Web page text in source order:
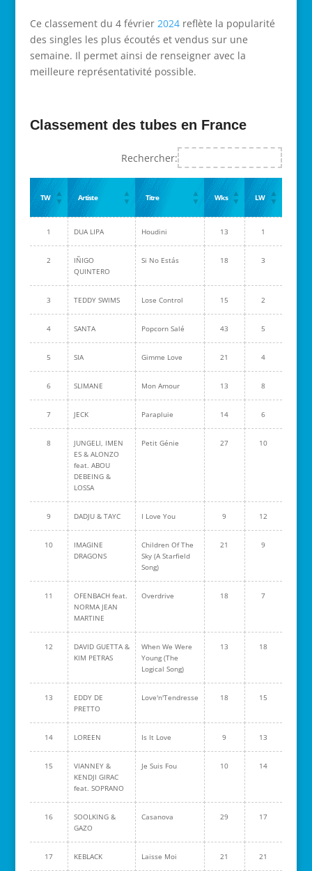
Ce classement du 4 février 2024reflète la popularité
des singles les plus écoutés et vendus sur une
semaine. Il permet ainsi de renseigner avec la
meilleure représentativité possible.
Classement des tubes en France
Rechercher:
TW Artiste Titre Wks LW
1 DUA LIPA Houdini 13 1
2
IÑIGO
QUINTERO
Si No Estás 18 3
3 TEDDY SWIMS Lose Control 15 2
4 SANTA Popcorn Salé 43 5
5 SIA Gimme Love 21 4
6 SLIMANE Mon Amour 13 8
7 JECK Parapluie 14 6
8
JUNGELI, IMEN
ES & ALONZO
feat. ABOU
DEBEING &
LOSSA
Petit Génie 27 10
9 DADJU & TAYC I Love You 9 12
10
IMAGINE
DRAGONS
Children Of The
Sky (A Starfield
Song)
21 9
11
OFENBACH feat.
NORMA JEAN
MARTINE
Overdrive 18 7
12
DAVID GUETTA &
KIM PETRAS
When We Were
Young (The
Logical Song)
13 18
13
EDDY DE
PRETTO
Love'n'Tendresse 18 15
14 LOREEN Is It Love 9 13
15
VIANNEY &
KENDJI GIRAC
feat. SOPRANO
Je Suis Fou 10 14
16
SOOLKING &
GAZO
Casanova 29 17
17 KEBLACK Laisse Moi 21 21